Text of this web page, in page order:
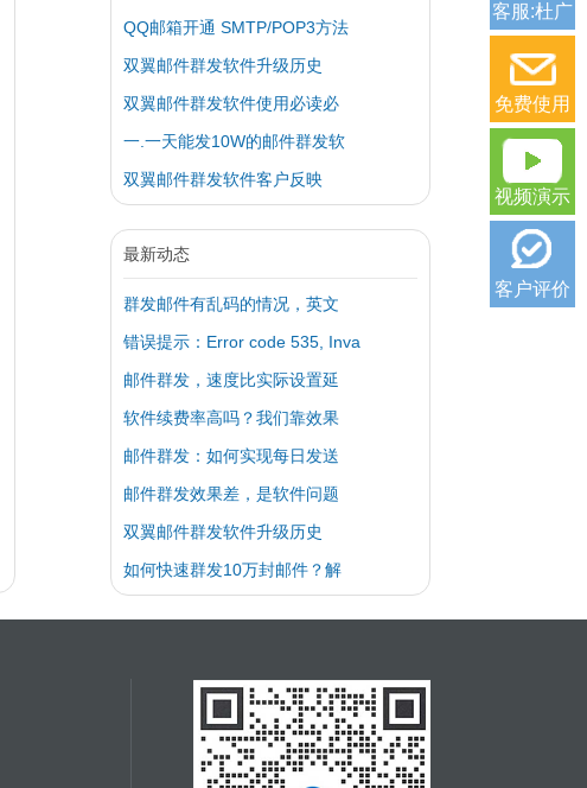
QQ邮箱开通 SMTP/POP3方法
双翼邮件群发软件升级历史
双翼邮件群发软件使用必读必
一.一天能发10W的邮件群发软
双翼邮件群发软件客户反映
最新动态
群发邮件有乱码的情况，英文
错误提示：Error code 535, Inva
邮件群发，速度比实际设置延
软件续费率高吗？我们靠效果
邮件群发：如何实现每日发送
邮件群发效果差，是软件问题
双翼邮件群发软件升级历史
如何快速群发10万封邮件？解
客服:杜广
免费使用
视频演示
客户评价